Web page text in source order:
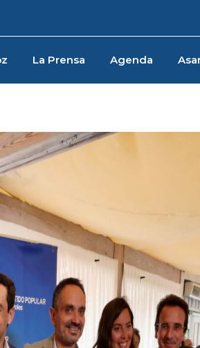
La Prensa Agenda